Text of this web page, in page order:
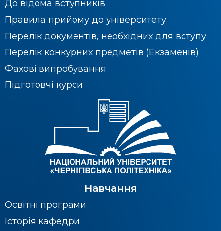
До відома вступників
Правила прийому до університету
Перелік документів, необхідних для вступу
Перелік конкурних предметів (Екзаменів)
Фахові випробування
Підготовчі курси
Навчання
Освітні програми
Історія кафедри